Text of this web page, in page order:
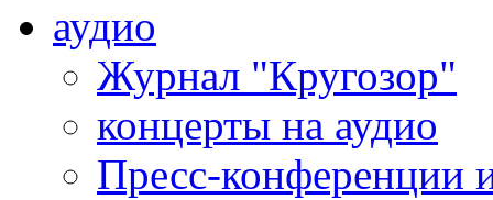
аудио
Журнал "Кругозор"
концерты на аудио
Пресс-конференции